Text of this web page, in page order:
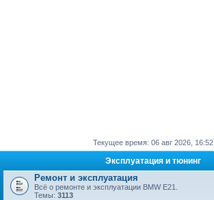
Текущее время: 06 авг 2026, 16:52
Эксплуатация и тюнинг
Ремонт и эксплуатация
Всё о ремонте и эксплуатации BMW E21.
Темы: 3113